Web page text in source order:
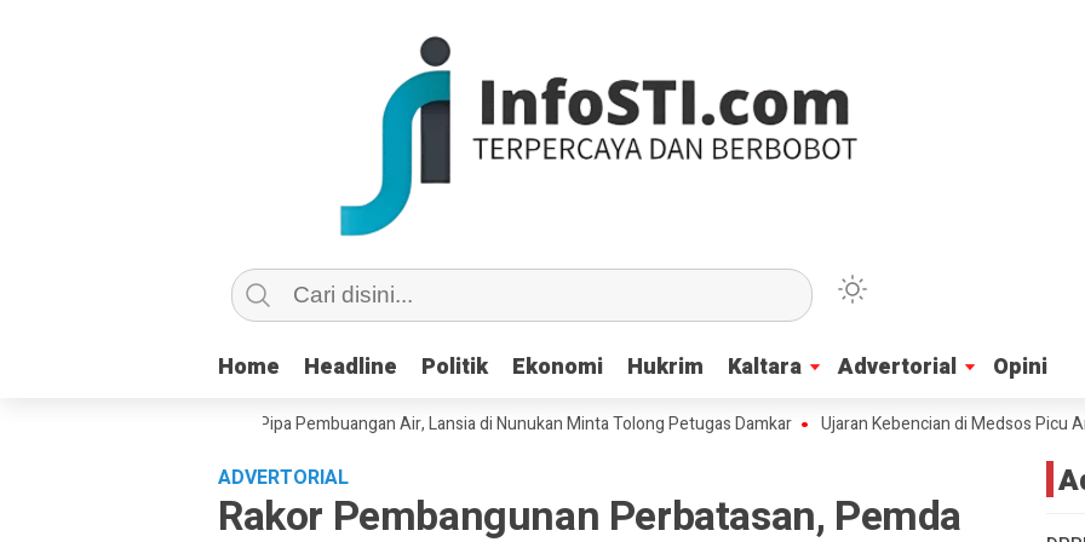
Home Headline Politik Ekonomi Hukrim Kaltara Advertorial Opini
Home Headline Politik Ekonomi Hukrim Kaltara Advertorial Opini
dan Masuk Saluran Pipa Pembuangan Air, Lansia di Nunukan Minta Tolong Petugas Damkar Ujaran Kebencian di Medsos Picu Amarah
ADVERTORIAL
Rakor Pembangunan Perbatasan, Pemda